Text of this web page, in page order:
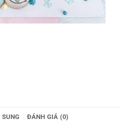
ĐÁNH GIÁ (0)